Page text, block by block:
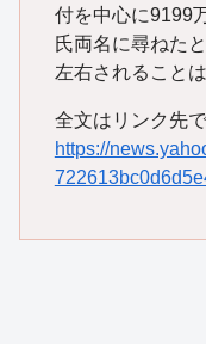
付を中心に9199
氏両名に尋ねた
左右されること
全文はリンク先で
https://